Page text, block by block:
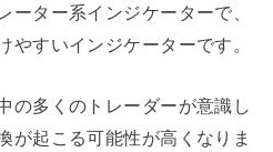
ーター系インジケーターで、
やすいインジケーターです。
の多くのトレーダーが意識し
が起こる可能性が高くなりま